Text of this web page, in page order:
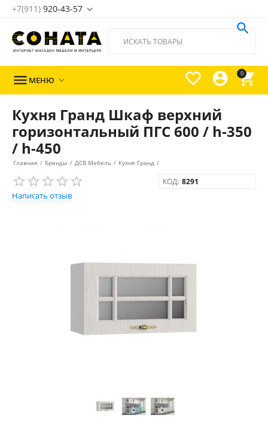
+7(911) 920-43-57 
0




 МЕНЮ 
Кухня Гранд Шкаф верхний
горизонтальный ПГС 600 / h-350
/ h-450
Главная / Бренды / ДСВ Мебель / Кухня Гранд /
Написать отзыв
КОД: 8291